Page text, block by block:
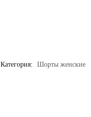
Категория: Шорты женские